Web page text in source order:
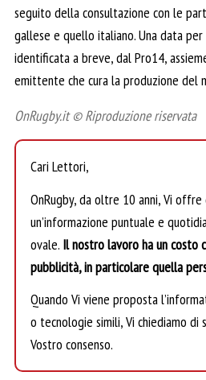
seguito della consultazione con le
gallese e quello italiano. Una data
identificata a breve, dal Pro14,
emittente che cura la produzione del
OnRugby.it © Riproduzione riservata
Cari Lettori,
OnRugby, da oltre 10 anni, Vi
un’informazione puntuale e
ovale. Il nostro lavoro ha un costo
pubblicità, in particolare quella
Quando Vi viene proposta
o tecnologie simili, Vi chiediamo di
Vostro consenso.